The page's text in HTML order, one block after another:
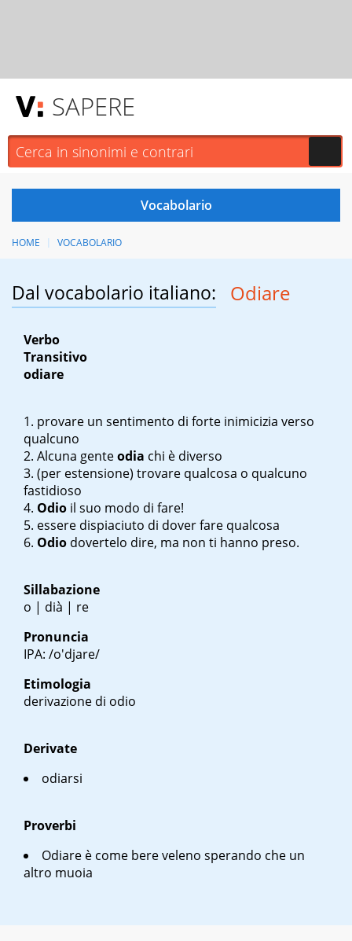
SAPERE
HOME VOCABOLARIO
Dal vocabolario italiano: Odiare
Verbo
Transitivo
odiare
provare un sentimento di forte inimicizia verso
qualcuno
Alcuna genteodia chi è diverso
(per estensione) trovare qualcosa o qualcuno
fastidioso
Odio il suo modo di fare!
essere dispiaciuto di dover fare qualcosa
Odio dovertelo dire, ma non ti hanno preso.
Sillabazione
o | dià | re
Pronuncia
IPA: /o'djare/
Etimologia
derivazione di odio
Derivate
odiarsi
Proverbi
Odiare è come bere veleno sperando che un
altro muoia